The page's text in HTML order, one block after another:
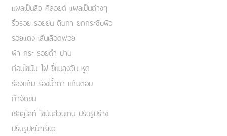
แผลเป็นสิว คีลอยด์ แผลเป็นต่างๆ
ริ้วรอย รอยย่น ตีนกา ยกกระชับผิว
รอยแดง เส้นเลือดฟอย
ฝ้า กระ รอยดำ ปาน
ต่อมไขมัน ไฝ ขี้แมลงวัน หูด
ร่องแก้ม ร่องน้ำตา แก้มตอบ
กำจัดขน
เชลลูไลท์ ไขมันส่วนเกิน ปรับรูปร่าง
ปรับรูปหน้าเรียว